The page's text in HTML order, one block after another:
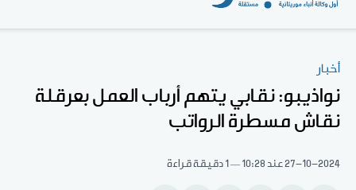
أخبار
نواذيبو: نقابي يتهم أرباب العمل بعرقلة
نقاش مسطرة الرواتب
27-10-2024عند 10:28 1 دقيقة قراءة